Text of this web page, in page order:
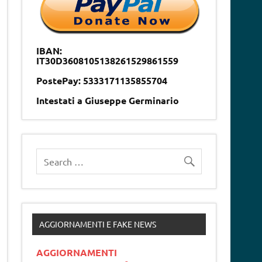
IBAN:
IT30D3608105138261529861559
PostePay: 5333171135855704
Intestati a Giuseppe Germinario
AGGIORNAMENTI E FAKE NEWS
AGGIORNAMENTI